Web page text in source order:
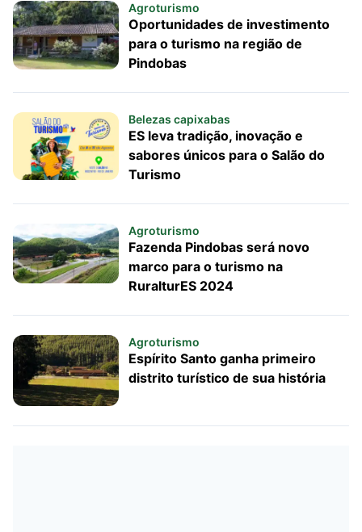
Agroturismo
Oportunidades de investimento
para o turismo na região de
Pindobas
Belezas capixabas
ES leva tradição, inovação e
sabores únicos para o Salão do
Turismo
Agroturismo
Fazenda Pindobas será novo
marco para o turismo na
RuralturES 2024
Agroturismo
Espírito Santo ganha primeiro
distrito turístico de sua história